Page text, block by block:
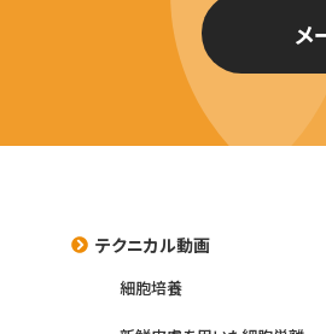
メ
テクニカル動画
細胞培養